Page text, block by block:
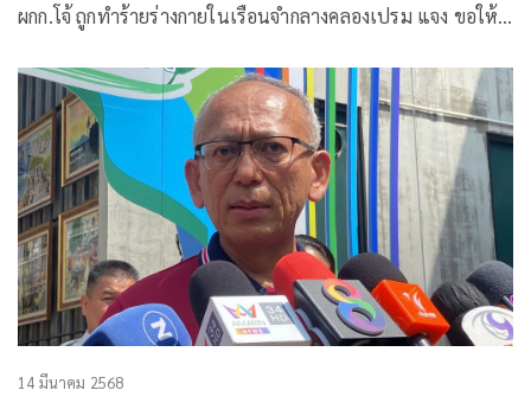
ผกก.โจ้ ถูกทำร้ายร่างกายในเรือนจำกลางคลองเปรม แจง ขอให้
ให้ความยุติธรรมและโปร่งใส พร้อมรอผลชันสูตรพลิกศพ
ทางการจากนิติวิทย์ ยธ. – นิติเวช
14 มีนาคม 2568